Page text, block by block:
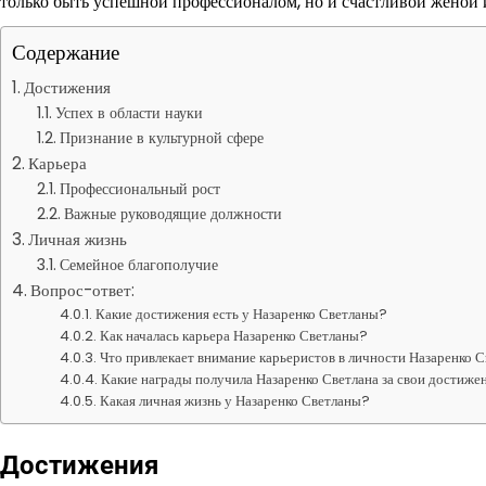
Содержание
Достижения
Успех в области науки
Признание в культурной сфере
Карьера
Профессиональный рост
Важные руководящие должности
Личная жизнь
Семейное благополучие
Вопрос-ответ:
Какие достижения есть у Назаренко Светланы?
Как началась карьера Назаренко Светланы?
Что привлекает внимание карьеристов в личности Назаренко
Какие награды получила Назаренко Светлана за свои
Какая личная жизнь у Назаренко Светланы?
Достижения